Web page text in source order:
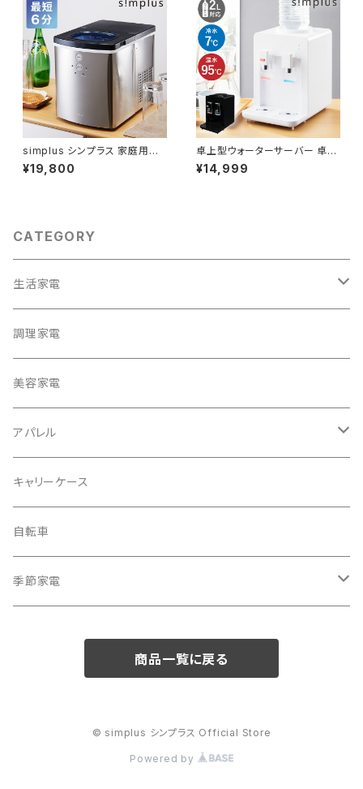
50
simplus シンプラス 家庭用製
氷機 SP-CED01 シルバー
¥19,800
卓上型ウォーターサーバー 卓上
ペットボトル対応 プッシュ式 温
水 冷水 ボトル ロック付き サー
¥14,999
CATEGORY
生活家電
テレビ
冷蔵庫・冷凍庫
洗濯機
掃除機
電動モップ
カーペットクリーナー
AV機器
シュレッダー
自動開閉ゴミ箱
調理家電
美容家電
アパレル
バッグ
メンズ
レディース
キャリーケース
自転車
季節家電
サーキュレーター
スポットクーラー
商品一覧に戻る
© simplus シンプラス Official Store
Powered by